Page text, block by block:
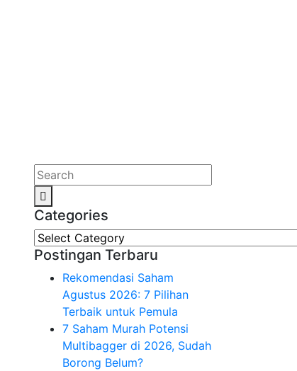
Categories
Categories
Postingan Terbaru
Rekomendasi Saham
Agustus 2026: 7 Pilihan
Terbaik untuk Pemula
7 Saham Murah Potensi
Multibagger di 2026, Sudah
Borong Belum?